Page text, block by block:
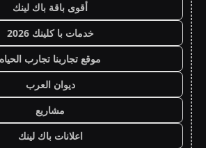
أقوى باقة باك لينك
خدمات با كلينك 2026
موقع تجاربنا تجارب الحياه
ديوان العرب
مشاريع
اعلانات باك لينك